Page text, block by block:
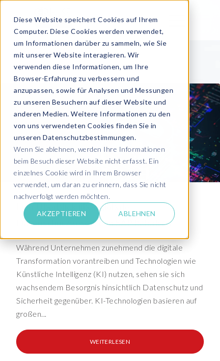
Diese Website speichert Cookies auf Ihrem
Computer. Diese Cookies werden verwendet,
um Informationen darüber zu sammeln, wie Sie
mit unserer Website interagieren. Wir
verwenden diese Informationen, um Ihre
Browser-Erfahrung zu verbessern und
anzupassen, sowie für Analysen und Messungen
zu unseren Besuchern auf dieser Website und
anderen Medien. Weitere Informationen zu den
von uns verwendeten Cookies finden Sie in
unseren Datenschutzbestimmungen.
Wenn Sie ablehnen, werden Ihre Informationen
beim Besuch dieser Website nicht erfasst. Ein
einzelnes Cookie wird in Ihrem Browser
verwendet, um daran zu erinnern, dass Sie nicht
nachverfolgt werden möchten.
AKZEPTIEREN ABLEHNEN
Den Überblick über globale
Datenschutzgesetze in SAP behalten
Während Unternehmen zunehmend die digitale
Transformation vorantreiben und Technologien wie
Künstliche Intelligenz (KI) nutzen, sehen sie sich
wachsendem Besorgnis hinsichtlich Datenschutz und
Sicherheit gegenüber. KI-Technologien basieren auf
großen...
WEITERLESEN